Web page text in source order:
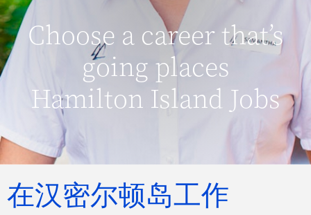
Choose a career that’s
going places
Hamilton Island Jobs
在汉密尔顿岛工作